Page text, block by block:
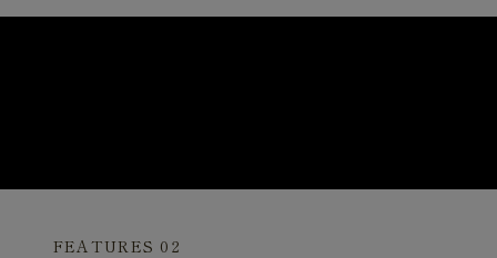
FEATURES 02